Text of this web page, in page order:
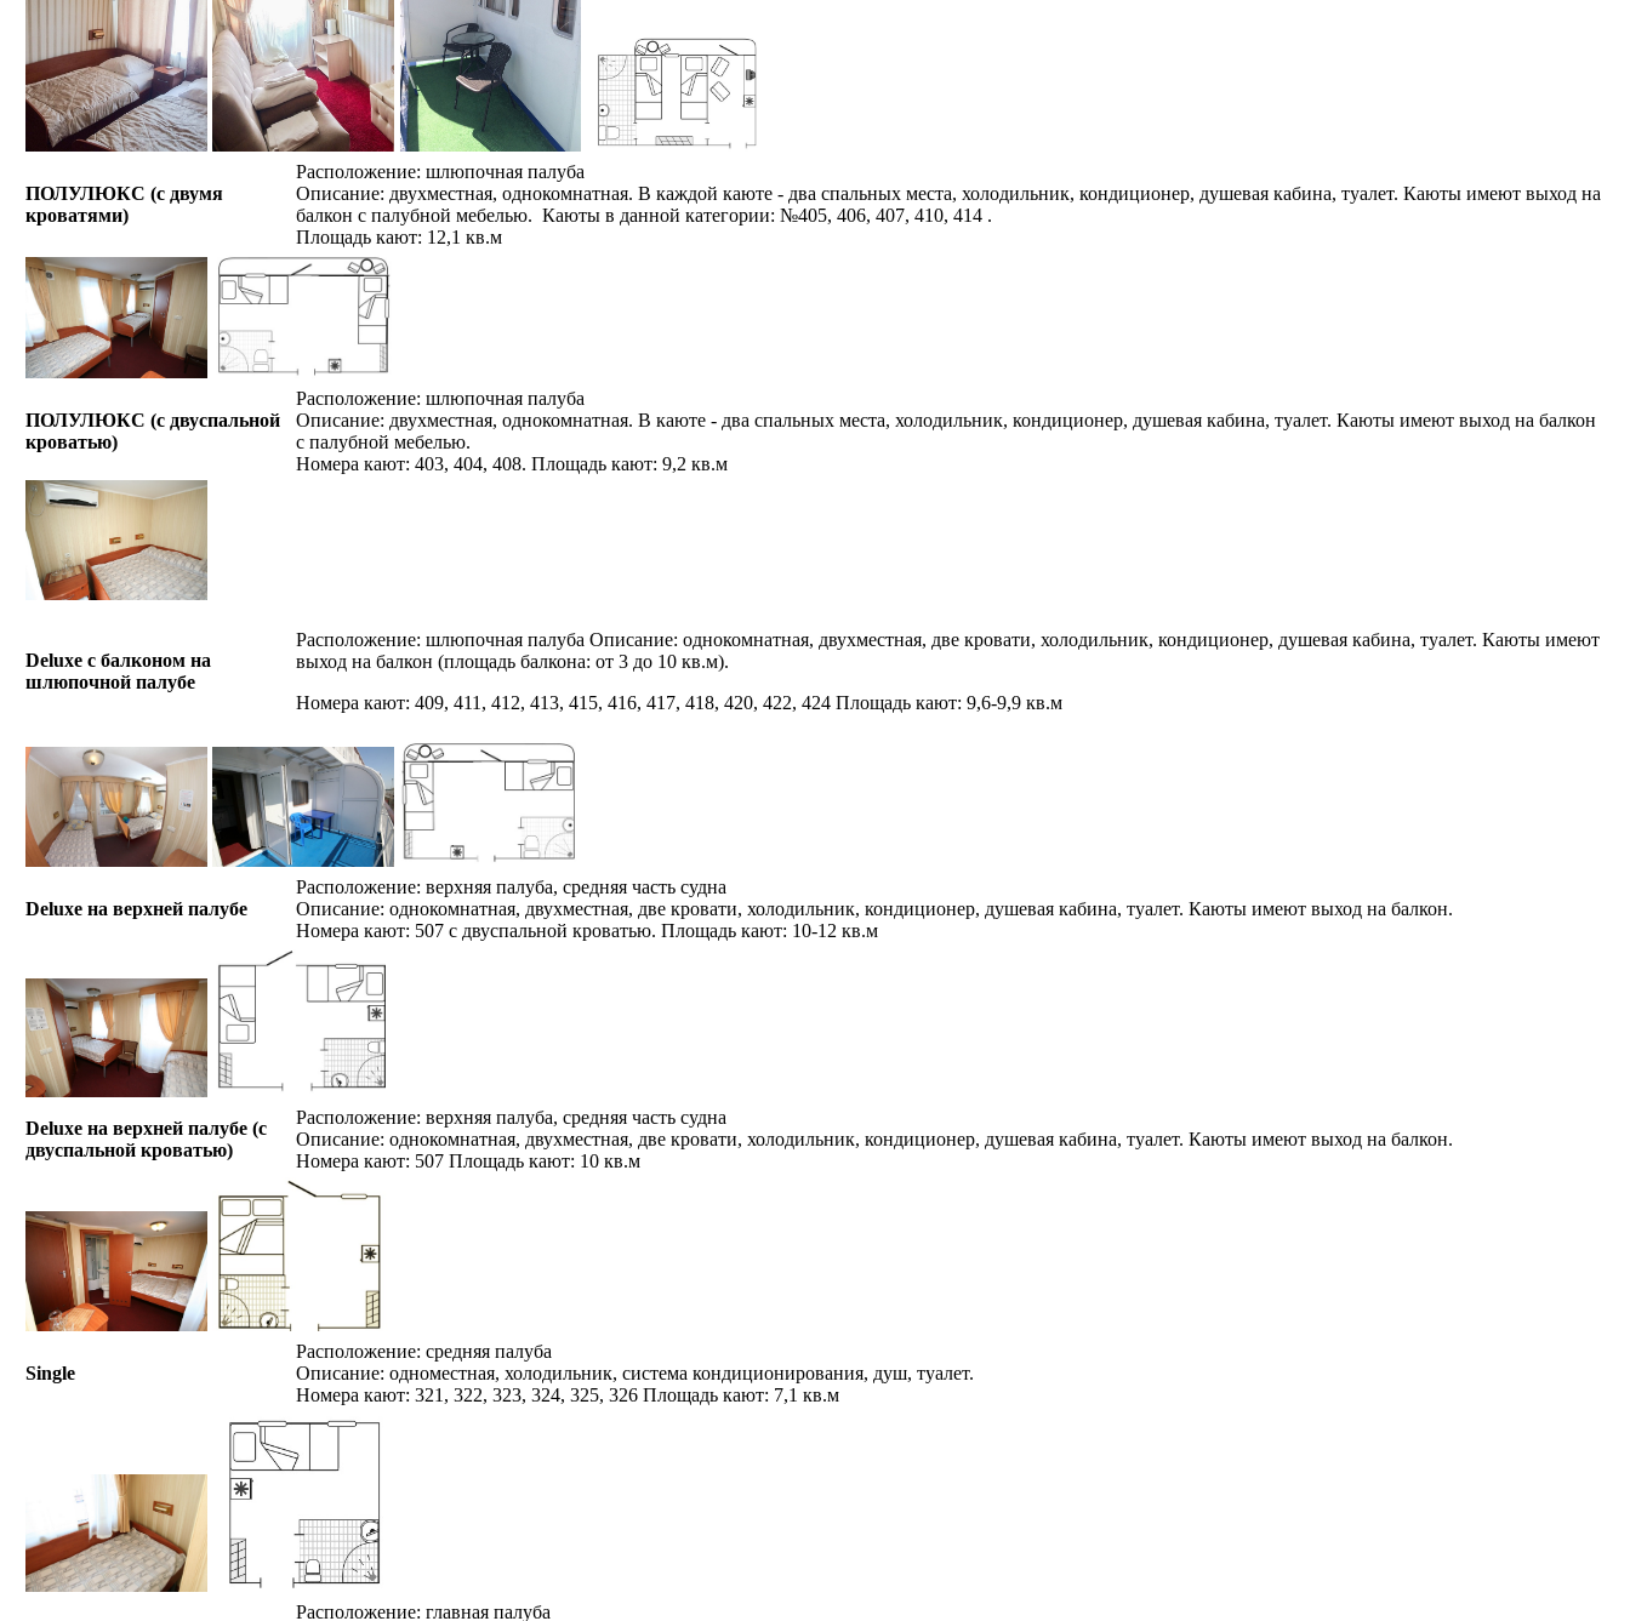
ПОЛУЛЮКС (с двумя
кроватями)
Расположение: шлюпочная палуба
Описание: двухместная, однокомнатная. В каждой каюте - два спальных места, холодильник, кондиционер, душевая кабина, туалет. Каюты имеют выход на
балкон с палубной мебелью. Каюты в данной категории: №405, 406, 407, 410, 414 .
Площадь кают: 12,1 кв.м
ПОЛУЛЮКС (с двуспальной
кроватью)
Расположение: шлюпочная палуба
Описание: двухместная, однокомнатная. В каюте - два спальных места, холодильник, кондиционер, душевая кабина, туалет. Каюты имеют выход на балкон
с палубной мебелью.
Номера кают: 403, 404, 408. Площадь кают: 9,2 кв.м
Deluxe с балконом на
шлюпочной палубе
Расположение: шлюпочная палуба Описание: однокомнатная, двухместная, две кровати, холодильник, кондиционер, душевая кабина, туалет. Каюты имеют
выход на балкон (площадь балкона: от 3 до 10 кв.м).
Номера кают: 409, 411, 412, 413, 415, 416, 417, 418, 420, 422, 424 Площадь кают: 9,6-9,9 кв.м
Deluxe на верхней палубе
Расположение: верхняя палуба, средняя часть судна
Описание: однокомнатная, двухместная, две кровати, холодильник, кондиционер, душевая кабина, туалет. Каюты имеют выход на балкон.
Номера кают: 507 с двуспальной кроватью. Площадь кают: 10-12 кв.м
Deluxe на верхней палубе (c
двуспальной кроватью)
Расположение: верхняя палуба, средняя часть судна
Описание: однокомнатная, двухместная, две кровати, холодильник, кондиционер, душевая кабина, туалет. Каюты имеют выход на балкон.
Номера кают: 507 Площадь кают: 10 кв.м
Single
Расположение: средняя палуба
Описание: одноместная, холодильник, система кондиционирования, душ, туалет.
Номера кают: 321, 322, 323, 324, 325, 326 Площадь кают: 7,1 кв.м
Расположение: главная палуба